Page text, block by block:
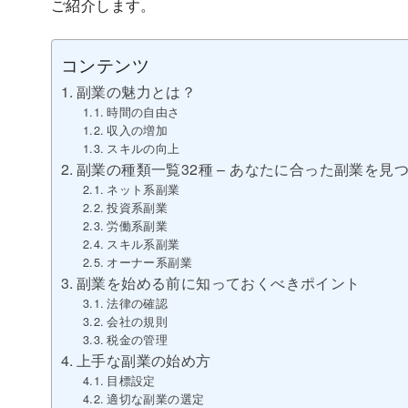
ご紹介します。
コンテンツ
副業の魅力とは？
時間の自由さ
収入の増加
スキルの向上
副業の種類一覧32種 – あなたに合った副業を見
ネット系副業
投資系副業
労働系副業
スキル系副業
オーナー系副業
副業を始める前に知っておくべきポイント
法律の確認
会社の規則
税金の管理
上手な副業の始め方
目標設定
適切な副業の選定